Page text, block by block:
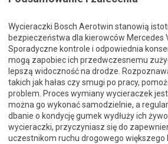
Wycieraczki Bosch Aerotwin stanowią
bezpieczeństwa dla kierowców Mercedes
Sporadyczne kontrole i odpowiednia
mogą zapobiec ich przedwczesnemu
lepszą widoczność na drodze.
takich jak hałas czy smugi po pracy,
problem. Proces wymiany wycieraczek
można go wykonać samodzielnie, a
dbanie o kondycję gumek wydłuży ich
wycieraczki, przyczyniasz się do
uczestnikom ruchu drogowego większego